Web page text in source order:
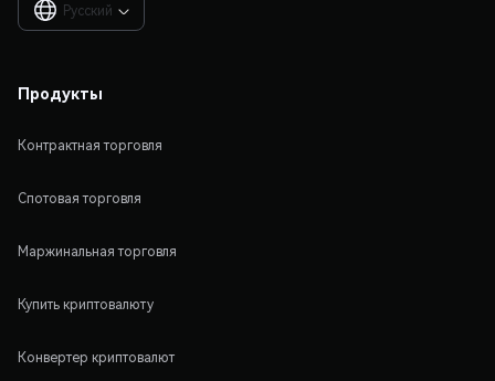
Русский 
Продукты
Контрактная торговля
Спотовая торговля
Маржинальная торговля
Купить криптовалюту
Конвертер криптовалют